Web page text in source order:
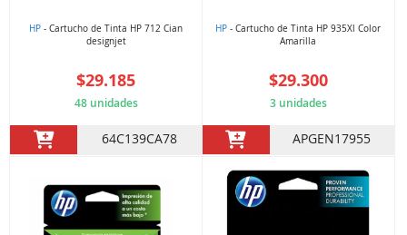
HP - Cartucho de Tinta HP 712 Cian
designjet
$29.185
48 unidades
64C139CA78
HP - Cartucho de Tinta HP 935Xl Color
Amarilla
$29.300
3 unidades
APGEN17955